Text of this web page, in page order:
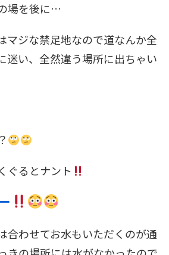
場を後に…
マジな禁足地なので道なんか全
迷い、全然違う場所に出ちゃい
ぐるとナント
合わせてお水もいただくのが通